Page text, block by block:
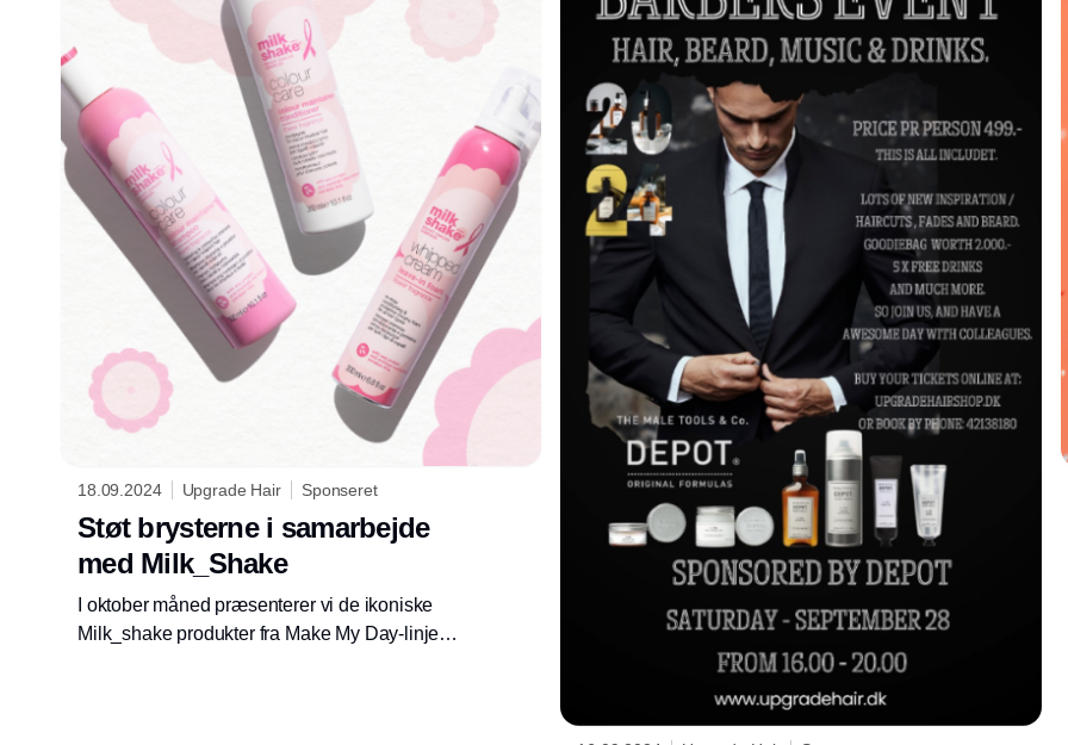
18.09.2024 Upgrade Hair Sponseret
Støt brysterne i samarbejde
med Milk_Shake
I oktober måned præsenterer vi de ikoniske
Milk_shake produkter fra Make My Day-linjen i